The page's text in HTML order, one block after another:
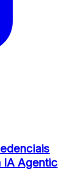
IA Agentic